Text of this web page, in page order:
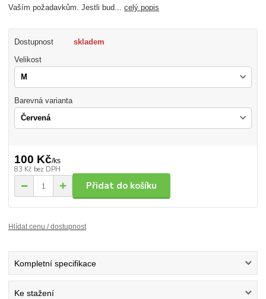
Vaším požadavkům. Jestli bud...celý popis
Dostupnost skladem
Velikost
Barevná varianta
100 Kč/ks
83 Kč bez DPH
Přidat do košíku
Hlídat cenu / dostupnost
Kompletní specifikace
Ke stažení